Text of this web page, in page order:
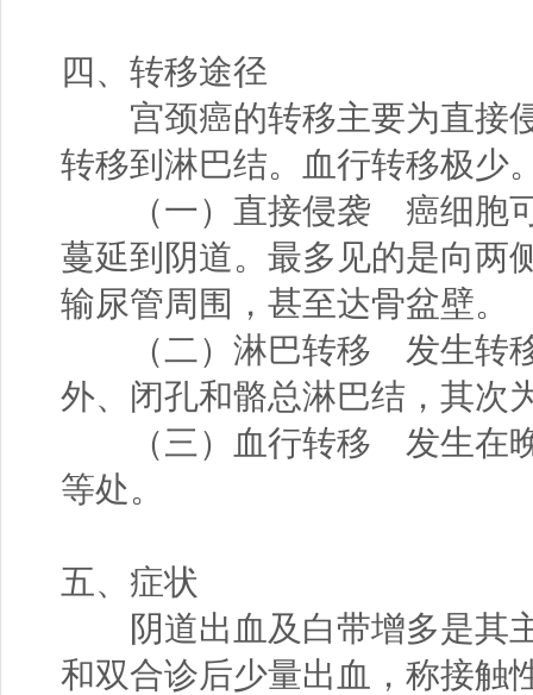
四、转移途径
宫颈癌的转移主要为直接
转移到淋巴结。血行转移极少
（一）直接侵袭 癌细胞可
蔓延到阴道。最多见的是向两
输尿管周围，甚至达骨盆壁。
（二）淋巴转移 发生转移
外、闭孔和骼总淋巴结，其次
（三）血行转移 发生在晚
等处。
五、症状
阴道出血及白带增多是其
和双合诊后少量出血，称接触